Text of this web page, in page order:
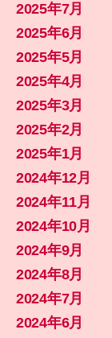
2025年7月
2025年6月
2025年5月
2025年4月
2025年3月
2025年2月
2025年1月
2024年12月
2024年11月
2024年10月
2024年9月
2024年8月
2024年7月
2024年6月